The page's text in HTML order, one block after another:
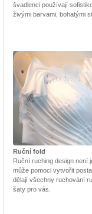
švadlenci používají
živými barvami, bohatými
Ruční fold
Ruční ruching design není
může pomoci vytvořit
dělají všechny ruchování
šaty pro vás.